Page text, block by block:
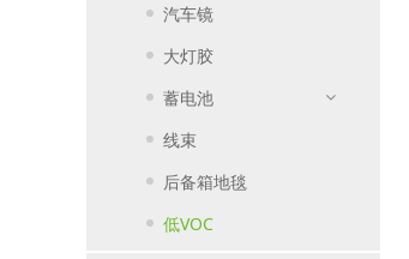
汽车镜
大灯胶
蓄电池
线束
后备箱地毯
低VOC